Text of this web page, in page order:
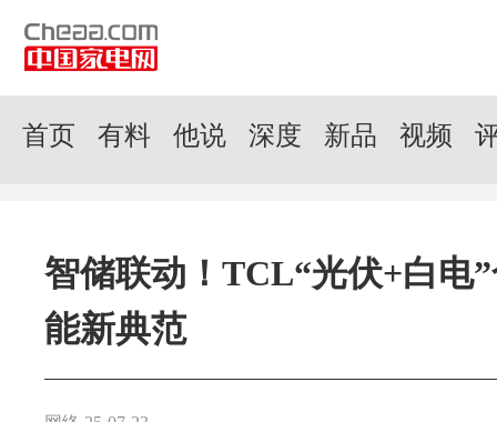
首页 有料 他说 深度 新品 视频
智储联动！TCL“光伏+白电
能新典范